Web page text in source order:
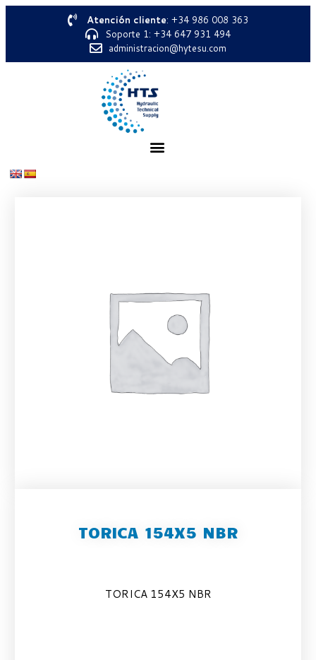
Atención cliente: +34 986 008 363
Soporte 1: +34 647 931 494
administracion@hytesu.com
TORICA 154X5 NBR
TORICA 154X5 NBR